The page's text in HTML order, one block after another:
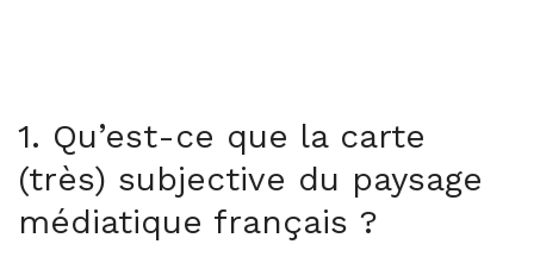
1. Qu’est-ce que la carte
(très) subjective du paysage
médiatique français ?